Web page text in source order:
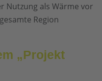
Nutzung als Wärme vor
Region
„Projekt